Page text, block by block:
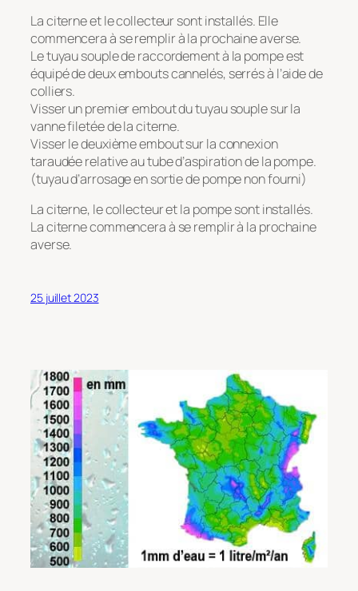
La citerne et le collecteur sont installés. Elle
commencera à se remplir à la prochaine averse.
Le tuyau souple de raccordement à la pompe est
équipé de deux embouts cannelés, serrés à l’aide de
colliers.
Visser un premier embout du tuyau souple sur la
vanne filetée de la citerne.
Visser le deuxième embout sur la connexion
taraudée relative au tube d’aspiration de la pompe.
(tuyau d’arrosage en sortie de pompe non fourni)
La citerne, le collecteur et la pompe sont installés.
La citerne commencera à se remplir à la prochaine
averse.
25 juillet 2023